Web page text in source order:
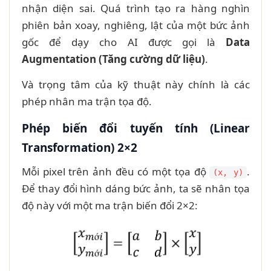
nhận diện sai. Quá trình tạo ra hàng nghìn
phiên bản xoay, nghiêng, lật của một bức ảnh
gốc để dạy cho AI được gọi là Data
Augmentation (Tăng cường dữ liệu).
Và trọng tâm của kỹ thuật này chính là các
phép nhân ma trận tọa độ.
Phép biến đổi tuyến tính (Linear
Transformation) 2×2
Mỗi pixel trên ảnh đều có một tọa độ (x, y) .
Để thay đổi hình dáng bức ảnh, ta sẽ nhân tọa
độ này với một ma trận biến đổi 2×2: